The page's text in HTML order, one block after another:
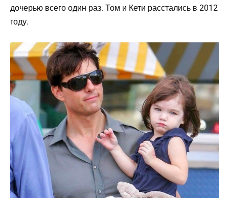
дочерью всего один раз. Том и Кети расстались в 2012
году.